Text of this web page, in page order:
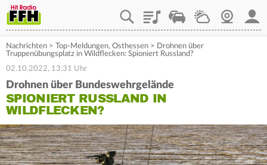
PlaylistStaupilotWetterWebcam
Nachrichten > Top-Meldungen, Osthessen > Drohnen über
Truppenübungsplatz in Wildflecken: Spioniert Russland?
02.10.2022, 13:31 Uhr
Drohnen über Bundeswehrgelände
SPIONIERT RUSSLAND IN
WILDFLECKEN?